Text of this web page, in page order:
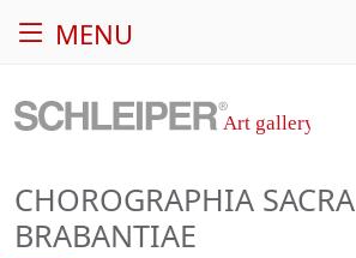
MENU
CHOROGRAPHIA SACRA
BRABANTIAE